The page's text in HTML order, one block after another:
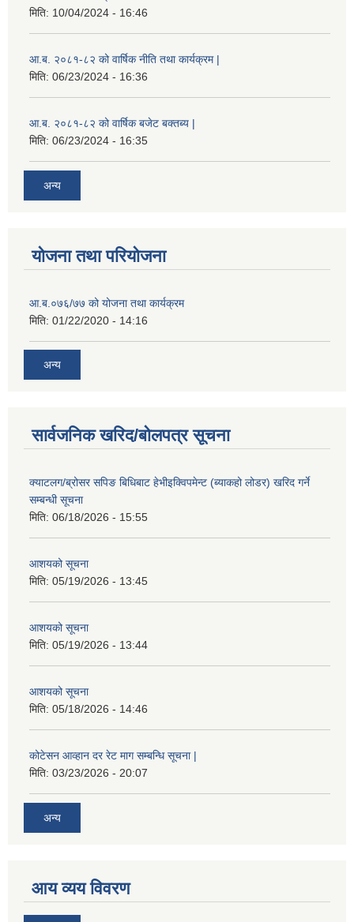
मिति: 10/04/2024 - 16:46
आ.ब. २०८१-८२ को वार्षिक नीति तथा कार्यक्रम |
मिति: 06/23/2024 - 16:36
आ.ब. २०८१-८२ को वार्षिक बजेट बक्तब्य |
मिति: 06/23/2024 - 16:35
अन्य
योजना तथा परियोजना
आ.ब.०७६/७७ को योजना तथा कार्यक्रम
मिति: 01/22/2020 - 14:16
अन्य
सार्वजनिक खरिद/बोलपत्र सूचना
क्याटलग/ब्रोसर सपिङ बिधिबाट हेभीइक्विपमेन्ट (ब्याकहो लोडर) खरिद गर्ने
सम्बन्धी सूचना
मिति: 06/18/2026 - 15:55
आशयको सूचना
मिति: 05/19/2026 - 13:45
आशयको सूचना
मिति: 05/19/2026 - 13:44
आशयको सूचना
मिति: 05/18/2026 - 14:46
कोटेसन आव्हान दर रेट माग सम्बन्धि सूचना |
मिति: 03/23/2026 - 20:07
अन्य
आय व्यय विवरण